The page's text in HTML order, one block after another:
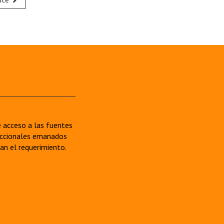
acceso a las fuentes
emanados
el requerimiento.